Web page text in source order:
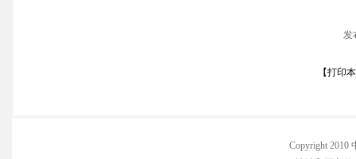
发
【打印
Copyright 2010